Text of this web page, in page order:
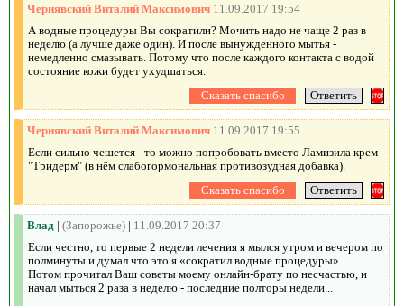
Чернявский Виталий Максимович 11.09.2017 19:54
А водные процедуры Вы сократили? Мочить надо не чаще 2 раз в
неделю (а лучше даже один). И после вынужденного мытья -
немедленно смазывать. Потому что после каждого контакта с водой
состояние кожи будет ухудшаться.
Чернявский Виталий Максимович 11.09.2017 19:55
Если сильно чешется - то можно попробовать вместо Ламизила крем
"Тридерм" (в нём слабогормональная противозудная добавка).
Влад | (Запорожье) | 11.09.2017 20:37
Если честно, то первые 2 недели лечения я мылся утром и вечером по
полминуты и думал что это я «сократил водные процедуры» ...
Потом прочитал Ваш советы моему онлайн-брату по несчастью, и
начал мыться 2 раза в неделю - последние полторы недели...